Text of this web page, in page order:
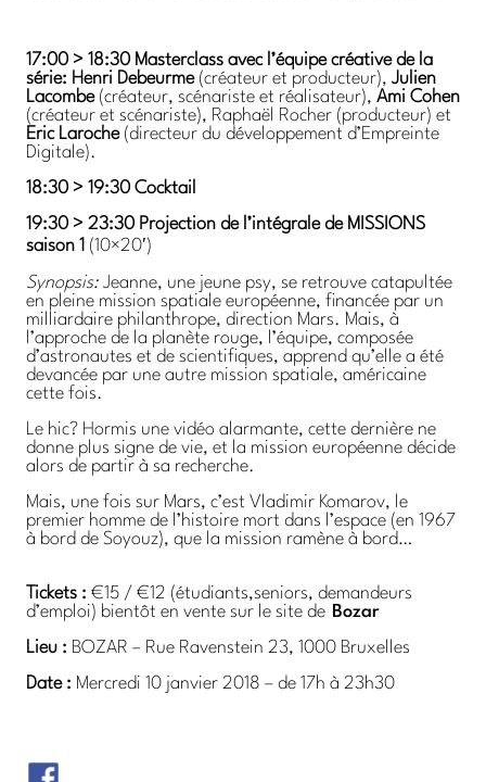
17:00 > 18:30 Masterclass avec l’équipe créative de la
série: Henri Debeurme(créateur et producteur), Julien
Lacombe(créateur, scénariste et réalisateur), Ami Cohen
(créateur et scénariste), Raphaël Rocher (producteur) et
Eric Laroche(directeur du développement d’Empreinte
Digitale).
18:30 > 19:30 Cocktail
19:30 > 23:30 Projection de l’intégrale de MISSIONS
saison 1 (10×20′)
Synopsis: Jeanne, une jeune psy, se retrouve catapultée
en pleine mission spatiale européenne, financée par un
milliardaire philanthrope, direction Mars. Mais, à
l’approche de la planète rouge, l’équipe, composée
d’astronautes et de scientifiques, apprend qu’elle a été
devancée par une autre mission spatiale, américaine
cette fois.
Le hic? Hormis une vidéo alarmante, cette dernière ne
donne plus signe de vie, et la mission européenne décide
alors de partir à sa recherche.
Mais, une fois sur Mars, c’est Vladimir Komarov, le
premier homme de l’histoire mort dans l’espace (en 1967
à bord de Soyouz), que la mission ramène à bord…
Tickets : €15 / €12 (étudiants,seniors, demandeurs
d’emploi) bientôt en vente sur le site de Bozar
Lieu : BOZAR – Rue Ravenstein 23, 1000 Bruxelles
Date : Mercredi 10 janvier 2018 – de 17h à 23h30